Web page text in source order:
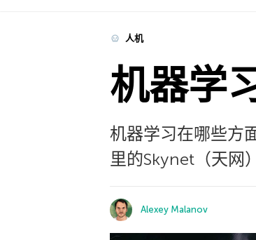
人机
机器学
机器学习在哪些方
里的Skynet（天网
Alexey Malanov